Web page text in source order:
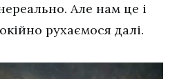
Але нам це і
рухаємося далі.